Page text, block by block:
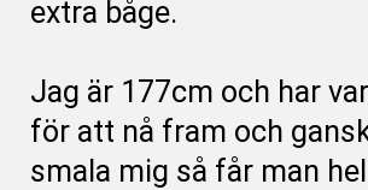
extra båge.
Jag är 177cm och har
för att nå fram och
smala mig så får man